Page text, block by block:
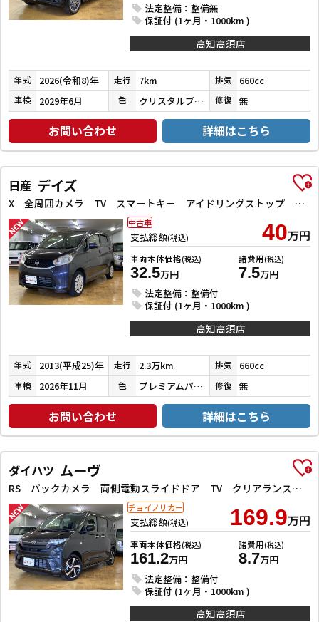
法定整備：整備無
保証付 (1ヶ月・1000km )
高知高須店
年式 2026(令和8)年 走行 7km 排気 660cc
車検 2029年6月 色 クリスタルブラックパール 修復 無
お問い合わせ 詳細はこちら
日産 デイズ
X 全周囲カメラ TV スマートキー アイドリングストップ 電動格納ミラー ベンチシート CVT 盗難防止システム ABS ミュージックプレイヤー接続可 衝突安全ボディ エアコン パワーステアリング
支払総額(税込) 40万円
車両本体価格(税込)
32.5万円
諸費用(税込)
7.5万円
法定整備：整備付
保証付 (1ヶ月・1000km )
中古車
高知高須店
年式 2013(平成25)年 走行 2.3万km 排気 660cc
車検 2026年11月 色 プレミアムパープルパール 修復 無
お問い合わせ 詳細はこちら
ダイハツ ムーヴ
RS バックカメラ 両側電動スライドドア TV クリアランスソナー オートクルーズコントロール 衝突被害軽減システム オートライト LEDヘッドランプ スマートキー アイドリングストップ 電動格納ミラー
支払総額(税込) 169.9万円
車両本体価格(税込)
161.2万円
諸費用(税込)
8.7万円
法定整備：整備付
保証付 (1ヶ月・1000km )
チョイノリカー
高知高須店